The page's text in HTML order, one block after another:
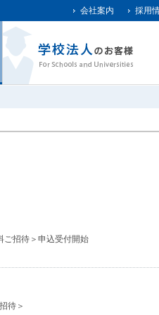
採用
会社案内
ご招待＞申込受付開始
待＞